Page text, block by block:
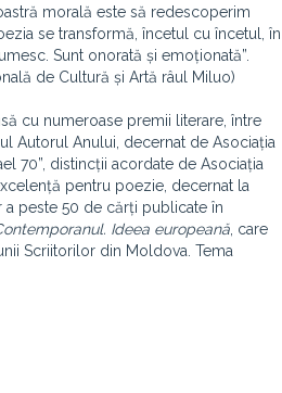
morală este să redescoperim
se transformă, încetul cu încetul, în
Sunt onorată și emoționată”.
de Cultură și Artă râul Miluo)
cu numeroase premii literare, între
Autorul Anului, decernat de Asociația
70”, distincții acordate de Asociația
pentru poezie, decernat la
a peste 50 de cărți publicate în
Ideea europeană , care
Scriitorilor din Moldova. Tema